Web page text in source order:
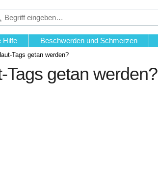
Hilfe Beschwerden und Schmerzen
Tags getan werden?
getan werden?